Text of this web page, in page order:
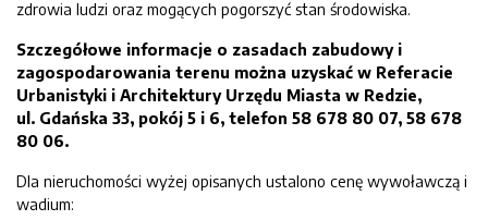
zdrowia ludzi oraz mogących pogorszyć stan środowiska.
Szczegółowe informacje o zasadach zabudowy i
zagospodarowania terenu można uzyskać w Referacie
Urbanistyki i Architektury Urzędu Miasta w Redzie,
ul. Gdańska 33, pokój 5 i 6, telefon 58 678 80 07, 58 678
80 06.
Dla nieruchomości wyżej opisanych ustalono cenę wywoławczą i
wadium: